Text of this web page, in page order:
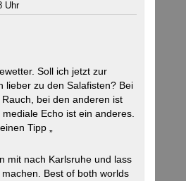
Uhr
Soll ich jetzt zur
lieber zu den Salafisten? Bei
bei den anderen ist
Echo ist ein anderes.
Tipp „
mit nach Karlsruhe und lass
Best of both worlds